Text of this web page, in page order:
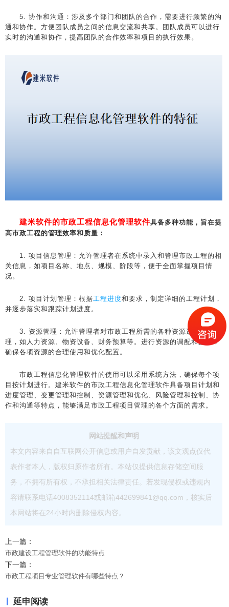
5. 协作和沟通：涉及多个部门和团队的合作，需要进行频繁的沟
通和协作。方便团队成员之间的信息交流和共享。团队成员可以进行
实时的沟通和协作，提高团队的合作效率和项目的执行效果。
建米软件的市政工程信息化管理软件具备多种功能，旨在提
高市政工程的管理效率和质量：
1. 项目信息管理：允许管理者在系统中录入和管理市政工程的相
关信息，如项目名称、地点、规模、阶段等，便于全面掌握项目情
况。
2. 项目计划管理：根据工程进度和要求，制定详细的工程计划，
并逐步落实和跟踪计划进度。
3. 资源管理：允许管理者对市政工程所需的各种资源进行综合管
理，如人力资源、物资设备、财务预算等。进行资源的调配和监控，
确保各项资源的合理使用和优化配置。
市政工程信息化管理软件的使用可以采用系统方法，确保每个项
目按计划进行。建米软件的市政工程信息化管理软件具备项目计划和
进度管理、变更管理和控制、资源管理和优化、风险管理和控制、协
作和沟通等特点，能够满足市政工程项目管理的各个方面的需求。
网站提醒和声明
本文内容来自自互联网公开信息或用户自发贡献，该文观点仅代
表作者本人，版权归原作者所有。本站仅提供信息存储空间服
务，不拥有所有权，不承担相关法律责任。若发现侵权或违规内
容请联系电话4008352114或邮箱442699841@qq.com，核实后
本网站将在24小时内删除侵权内容。
上一篇：
市政建设工程管理软件的功能特点
下一篇：
市政工程项目专业管理软件有哪些特点？
延申阅读